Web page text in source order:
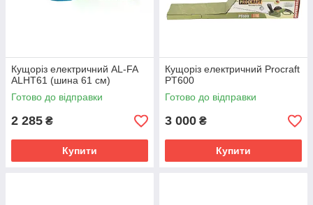
Кущоріз електричний AL-FA
ALHT61 (шина 61 см)
Готово до відправки
2 285 ₴
Купити
Кущоріз електричний Procraft
PT600
Готово до відправки
3 000 ₴
Купити